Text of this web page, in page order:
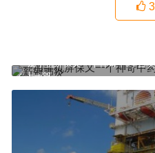
上一篇
一加手机屏保又一个神奇中药 百